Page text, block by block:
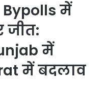
में
जीत:
में
में बदलाव